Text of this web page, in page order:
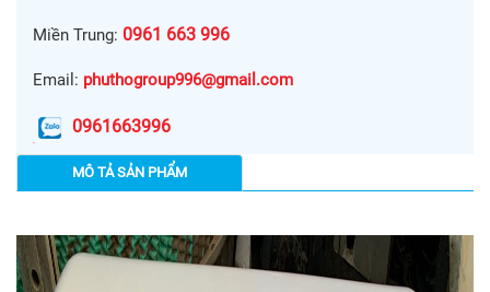
Miền Trung: 0961 663 996
Email: phuthogroup996@gmail.com
0961663996
MÔ TẢ SẢN PHẨM